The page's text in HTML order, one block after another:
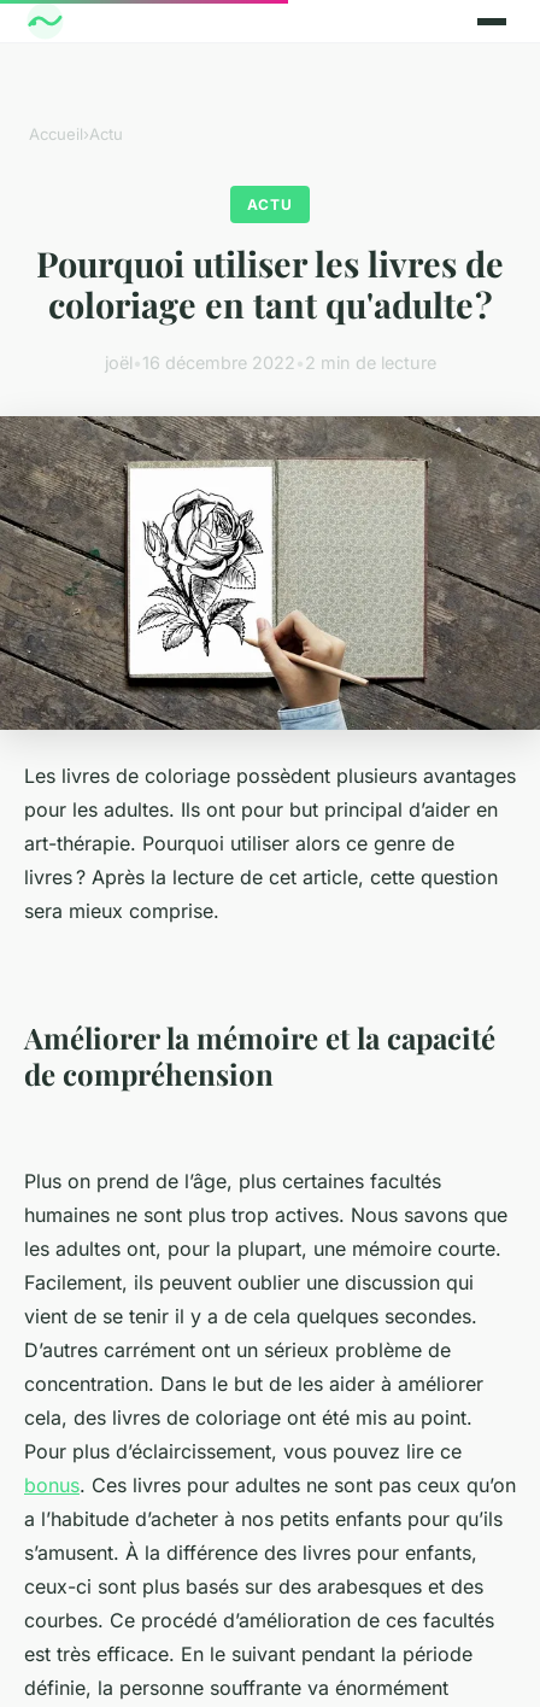
Accueil›Actu
ACTU
Pourquoi utiliser les livres de
coloriage en tant qu'adulte ?
joël•16 décembre 2022•2 min de lecture
Les livres de coloriage possèdent plusieurs avantages
pour les adultes. Ils ont pour but principal d’aider en
art-thérapie. Pourquoi utiliser alors ce genre de
livres ? Après la lecture de cet article, cette question
sera mieux comprise.
Améliorer la mémoire et la capacité
de compréhension
Plus on prend de l’âge, plus certaines facultés
humaines ne sont plus trop actives. Nous savons que
les adultes ont, pour la plupart, une mémoire courte.
Facilement, ils peuvent oublier une discussion qui
vient de se tenir il y a de cela quelques secondes.
D’autres carrément ont un sérieux problème de
concentration. Dans le but de les aider à améliorer
cela, des livres de coloriage ont été mis au point.
Pour plus d’éclaircissement, vous pouvez lire ce
bonus. Ces livres pour adultes ne sont pas ceux qu’on
a l’habitude d’acheter à nos petits enfants pour qu’ils
s’amusent. À la différence des livres pour enfants,
ceux-ci sont plus basés sur des arabesques et des
courbes. Ce procédé d’amélioration de ces facultés
est très efficace. En le suivant pendant la période
définie, la personne souffrante va énormément